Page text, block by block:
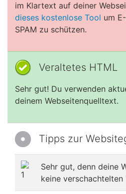
im Klartext auf deiner
dieses kostenlose Tool um
SPAM zu schützen.
Veraltetes HTML
Sehr gut! Du verwenden
deinem Webseitenquelltext.
Tipps zur
Sehr gut, denn deine
keine verschachtelten